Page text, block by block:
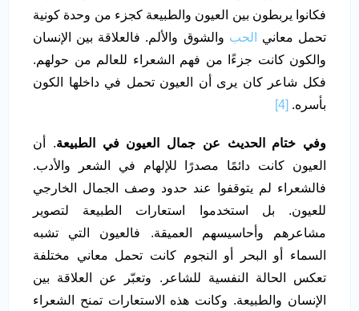
فكانوا يربطون بين العيون والطبيعة كجزء من وحدة كونية
تحمل معاني
الحب والشوق والألم. فالعلاقة بين الإنسان
والكون كانت جزءًا من فهم الشعراء للعالم من حولهم.
فكل شاعر كان يرى أن العيون تحمل في داخلها الكون
بأسره. [4]
وفي ختام الحديث عن جمال العيون في الطبيعة. أن
العيون كانت دائمًا مصدرًا للإلهام في الشعر والأدب.
فالشعراء لم يتوقفوا عند حدود وصف الجمال الخارجي
للعيون. بل استخدموا استعارات الطبيعة لتصوير
مشاعرهم وأحاسيسهم العميقة. فالعيون التي تشبه
السماء أو البحر أو النجوم كانت تحمل معاني مختلفة
تعكس الحالة النفسية للشاعر. وتعبّر عن العلاقة بين
الإنسان والطبيعة. وكانت هذه الاستعارات تمنح الشعراء